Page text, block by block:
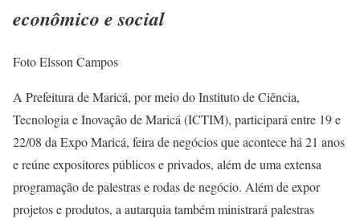
econômico e social
Foto Elsson Campos
A Prefeitura de Maricá, por meio do Instituto de Ciência,
Tecnologia e Inovação de Maricá (ICTIM), participará entre 19 e
22/08 da Expo Maricá, feira de negócios que acontece há 21 anos
e reúne expositores públicos e privados, além de uma extensa
programação de palestras e rodas de negócio. Além de expor
projetos e produtos, a autarquia também ministrará palestras